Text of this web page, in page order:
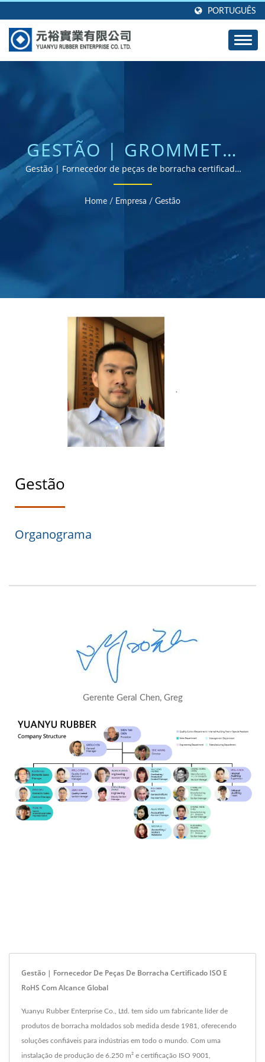
PORTUGUÊS
GESTÃO | GROMMETS,
VEDANTES E JUNTAS DE
BORRACHA
PERSONALIZADAS -
PROJETADAS PARA
Gestão | Fornecedor de peças de borracha certificado
ISO e RoHS
Home / Empresa / Gestão
Gestão
Organograma
Gerente Geral Chen, Greg
Gestão | Fornecedor De Peças De Borracha Certificado ISO E
RoHS Com Alcance Global
Yuanyu Rubber Enterprise Co., Ltd. tem sido um fabricante líder de
produtos de borracha moldados sob medida desde 1981, oferecendo
soluções confiáveis para indústrias em todo o mundo. Com uma
instalação de produção de 6.250 m² e certificação ISO 9001,